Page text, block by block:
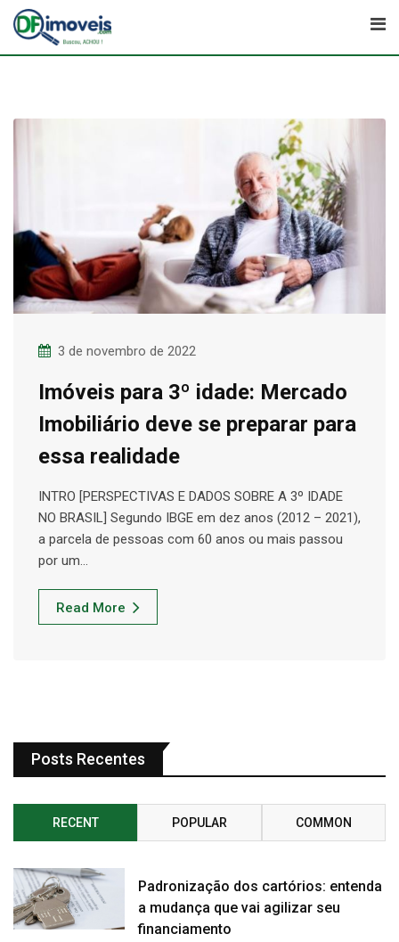
Skip
content
3 de novembro de 2022
Imóveis para 3º idade: Mercado
Imobiliário deve se preparar para
essa realidade
INTRO [PERSPECTIVAS E DADOS SOBRE A 3º IDADE
NO BRASIL] Segundo IBGE em dez anos (2012 – 2021),
a parcela de pessoas com 60 anos ou mais passou
por um…
Read More
Posts Recentes
RECENT POPULAR COMMON
Padronização dos cartórios: entenda
a mudança que vai agilizar seu
financiamento